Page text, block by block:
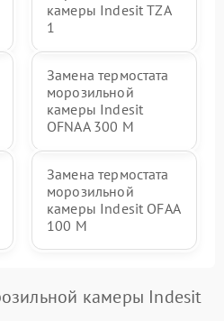
камеры Indesit TZA
1
Замена термостата
морозильной
камеры Indesit
OFNAA 300 M
Замена термостата
морозильной
камеры Indesit OFAA
100 M
камеры Indesit